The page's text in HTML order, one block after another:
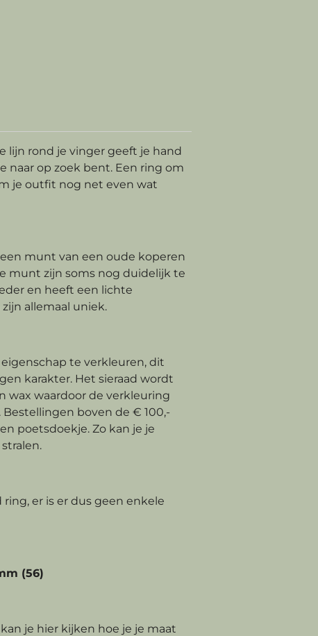
lijn rond je vinger geeft je hand
naar op zoek bent. Een ring om
je outfit nog net even wat
munt van een oude koperen
munt zijn soms nog duidelijk te
en heeft een lichte
allemaal uniek.
te verkleuren, dit
karakter. Het sieraad wordt
wax waardoor de verkleuring
boven de € 100,-
poetsdoekje. Zo kan je je
ring, er is er dus geen enkele
(56)
je hier kijken hoe je je maat